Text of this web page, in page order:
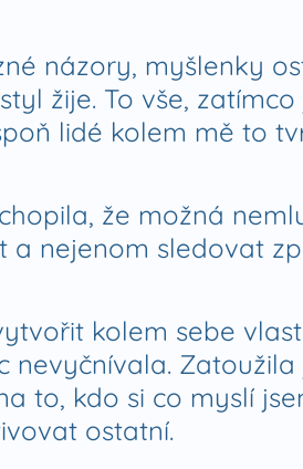
názory, myšlenky
žije. To vše,
lidé kolem mě to
že možná
a nejenom sledovat
kolem sebe
nevyčnívala.
to, kdo si co myslí
ostatní.